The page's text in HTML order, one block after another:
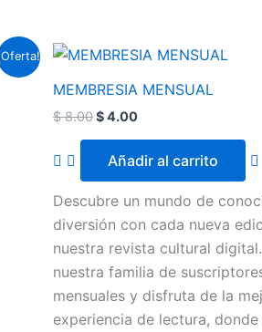
MEMBRESIA MENSUAL
$8.00
El
precio
original
era:
$ 8.00.
$4.00
El
actual
es:
$ 4.00.
Añadir al carrito
Descubre un mundo de
diversión con cada nueva
nuestra revista cultural
nuestra familia de
mensuales y disfruta de la
experiencia de lectura,